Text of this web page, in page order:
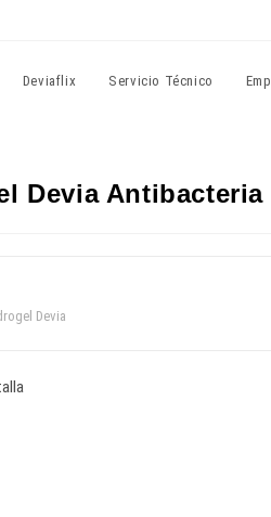
Deviaflix Servicio Técnico
Devia Antibacteria
Devia